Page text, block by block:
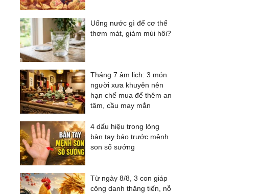
Uống nước gì để cơ thể
thơm mát, giảm mùi hôi?
Tháng 7 âm lịch: 3 món
người xưa khuyên nên
hạn chế mua để thêm an
tâm, cầu may mắn
4 dấu hiệu trong lòng
bàn tay báo trước mệnh
son số sướng
Từ ngày 8/8, 3 con giáp
công danh thăng tiến, nỗ